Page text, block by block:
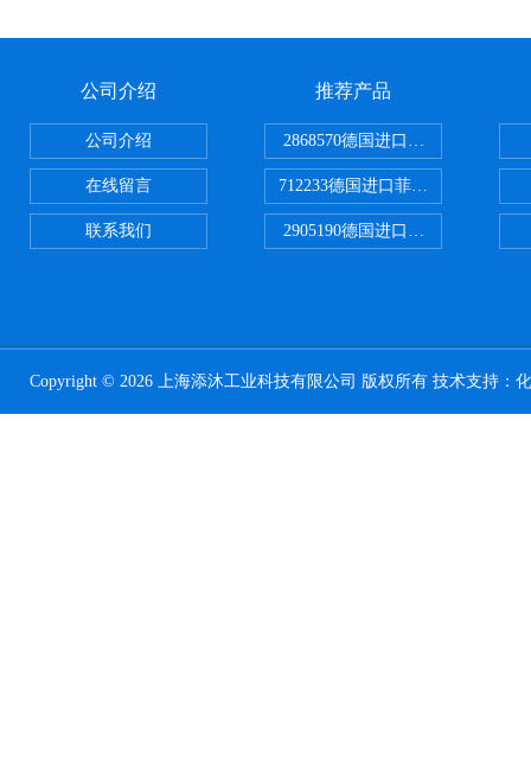
公司介绍
公司介绍
在线留言
联系我们
推荐产品
2868570德国进口菲尼克斯电源
712233德国进口菲尼克斯断路器
2905190德国进口菲尼克斯继电器
Copyright © 2026 上海添沐工业科技有限公司 版权所有 技术支持：